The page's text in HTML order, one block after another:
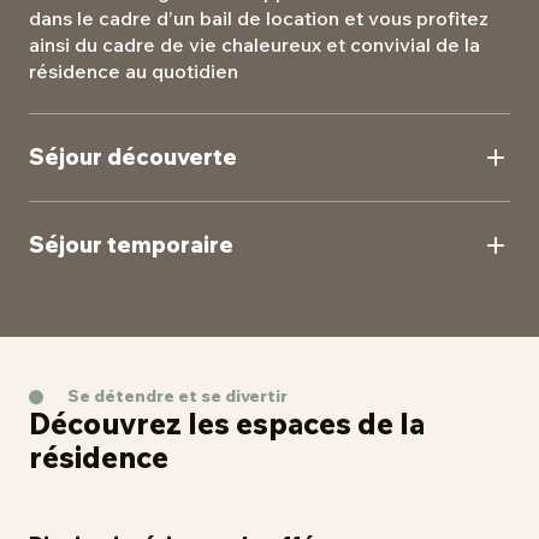
dans le cadre d’un bail de location et vous profitez
ainsi du cadre de vie chaleureux et convivial de la
résidence au quotidien
Séjour découverte
séjour de courte durée pour vous faire votre propre
Séjour temporaire
portée de main ! Il n’y a plus qu’à poser vos valises !
Se détendre et se divertir
Découvrez les espaces de la
résidence